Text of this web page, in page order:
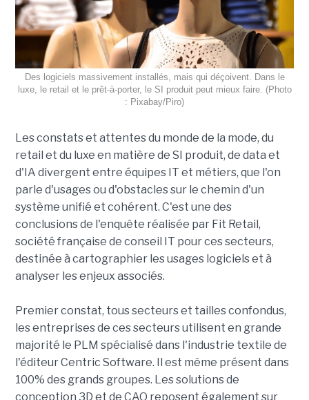
Des logiciels massivement installés, mais qui déçoivent. Dans le
luxe, le retail et le prêt-à-porter, le SI produit peut mieux faire. (Photo
: Pixabay/Piro)
Les constats et attentes du monde de la mode, du
retail et du luxe en matière de SI produit, de data et
d'IA divergent entre équipes IT et métiers, que l'on
parle d'usages ou d'obstacles sur le chemin d'un
système unifié et cohérent. C'est une des
conclusions de l'enquête réalisée par Fit Retail,
société française de conseil IT pour ces secteurs,
destinée à cartographier les usages logiciels et à
analyser les enjeux associés.
Premier constat, tous secteurs et tailles confondus,
les entreprises de ces secteurs utilisent en grande
majorité le PLM spécialisé dans l'industrie textile de
l'éditeur Centric Software. Il est même présent dans
100% des grands groupes. Les solutions de
conception 3D et de CAO reposent également sur